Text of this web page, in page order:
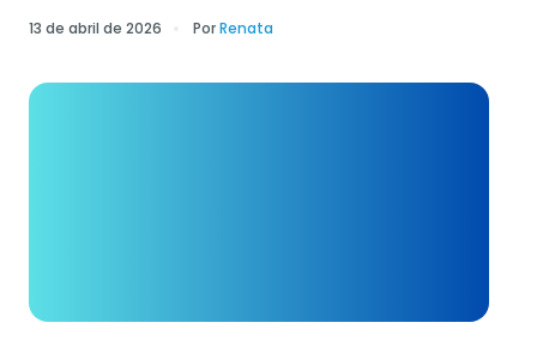
13 de abril de 2026 PorRenata